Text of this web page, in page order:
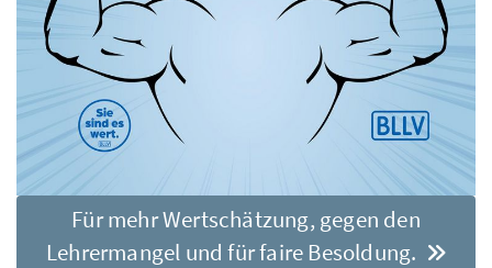
Für mehr Wertschätzung, gegen den
Lehrermangel und für faire Besoldung.